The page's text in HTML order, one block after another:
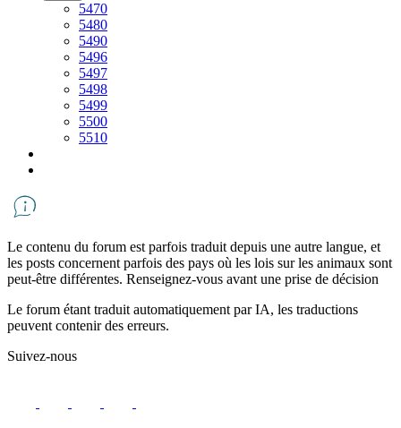
5470
5480
5490
5496
5497
5498
5499
5500
5510
Le contenu du forum est parfois traduit depuis une autre langue, et
les posts concernent parfois des pays où les lois sur les animaux sont
peut-être différentes. Renseignez-vous avant une prise de décision
Le forum étant traduit automatiquement par IA, les traductions
peuvent contenir des erreurs.
Suivez-nous